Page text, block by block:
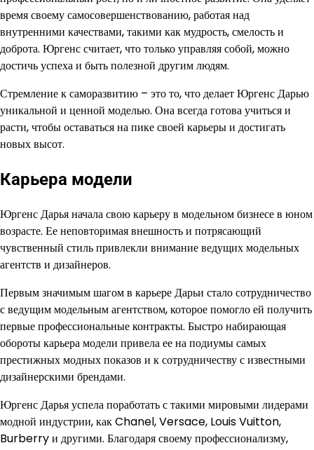
время своему самосовершенствованию, работая над
внутренними качествами, такими как мудрость, смелость и
доброта. Юргенс считает, что только управляя собой, можно
достичь успеха и быть полезной другим людям.
Стремление к саморазвитию – это то, что делает Юргенс Дарью
уникальной и ценной моделью. Она всегда готова учиться и
расти, чтобы оставаться на пике своей карьеры и достигать
новых высот.
Карьера модели
Юргенс Дарья начала свою карьеру в модельном бизнесе в юном
возрасте. Ее неповторимая внешность и потрясающий
чувственный стиль привлекли внимание ведущих модельных
агентств и дизайнеров.
Первым значимым шагом в карьере Дарьи стало сотрудничество
с ведущим модельным агентством, которое помогло ей получить
первые профессиональные контракты. Быстро набирающая
обороты карьера модели привела ее на подиумы самых
престижных модных показов и к сотрудничеству с известными
дизайнерскими брендами.
Юргенс Дарья успела поработать с такими мировыми лидерами
модной индустрии, как Chanel, Versace, Louis Vuitton,
Burberry и другими. Благодаря своему профессионализму,